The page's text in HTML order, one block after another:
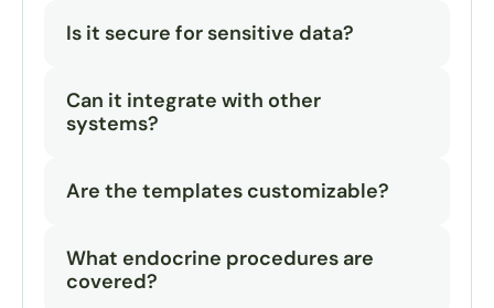
Is it secure for sensitive data?
Can it integrate with other
systems?
Are the templates customizable?
What endocrine procedures are
covered?